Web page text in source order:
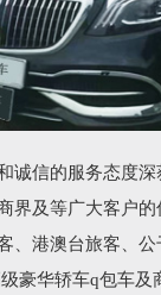
诚信的服务态度
界及等广大客户
、港澳台旅客、
豪华轿车q包车及